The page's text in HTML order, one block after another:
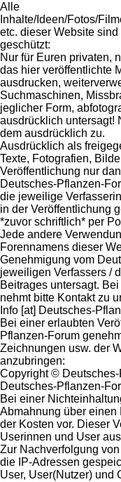
Alle
Inhalte/Ideen/Fotos/
etc. dieser Website
geschützt:
Nur für Euren privaten,
das hier veröffentlichte
ausdrucken,
Suchmaschinen,
jeglicher Form,
ausdrücklich untersagt!
dem ausdrücklich zu.
Ausdrücklich als
Texte, Fotografien,
Veröffentlichung nur
Deutsches-Pflanzen-
die jeweilige
in der Veröffentlichung
*zuvor schriftlich* per
Jede andere
Forennamens dieser
Genehmigung vom
jeweiligen Verfassers /
Beitrages untersagt.
nehmt bitte Kontakt zu
Info [at] Deutsches-
Bei einer erlaubten
Pflanzen-Forum
Zeichnungen usw. der
anzubringen:
Copyright ©
Deutsches-Pflanzen-
Bei einer
Abmahnung über
der Kosten vor. Dieser
Userinnen und User
Zur Nachverfolgung
die IP-Adressen
User, User(Nutzer) und